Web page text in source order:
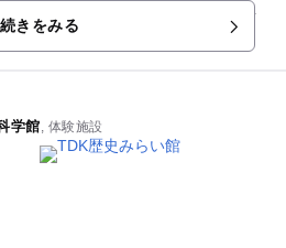
「わら細工展示室」を始め、土器
「...
続きをみる
学館, 体験施設